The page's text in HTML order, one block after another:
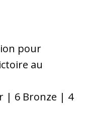
pour
au
| 6 Bronze | 4